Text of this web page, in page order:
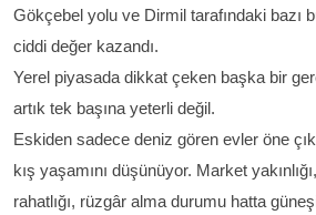
Gökçebel yolu ve Dirmil tarafındaki bazı
ciddi değer kazandı.
Yerel piyasada dikkat çeken başka bir
artık tek başına yeterli değil.
Eskiden sadece deniz gören evler öne
kış yaşamını düşünüyor. Market
rahatlığı, rüzgâr alma durumu hatta